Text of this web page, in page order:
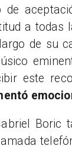
de
a todas
de su
este
Boric